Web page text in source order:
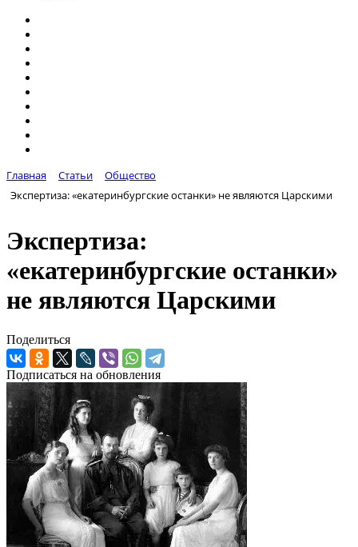
Главная Статьи
Общество
Экспертиза: «екатеринбургские останки» не являются Царскими
Экспертиза:
«екатеринбургские останки»
не являются Царскими
Поделиться
Подписаться на обновления